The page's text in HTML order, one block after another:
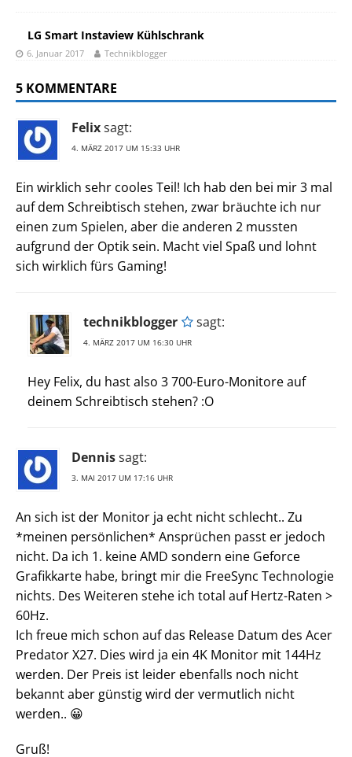
LG Smart Instaview Kühlschrank
6. Januar 2017 Technikblogger
5 KOMMENTARE
Felixsagt:
4. MÄRZ 2017 UM 15:33 UHR
Ein wirklich sehr cooles Teil! Ich hab den bei mir 3 mal
auf dem Schreibtisch stehen, zwar bräuchte ich nur
einen zum Spielen, aber die anderen 2 mussten
aufgrund der Optik sein. Macht viel Spaß und lohnt
sich wirklich fürs Gaming!
technikblogger sagt:
4. MÄRZ 2017 UM 16:30 UHR
Hey Felix, du hast also 3 700-Euro-Monitore auf
deinem Schreibtisch stehen? :O
Dennissagt:
3. MAI 2017 UM 17:16 UHR
An sich ist der Monitor ja echt nicht schlecht.. Zu
*meinen persönlichen* Ansprüchen passt er jedoch
nicht. Da ich 1. keine AMD sondern eine Geforce
Grafikkarte habe, bringt mir die FreeSync Technologie
nichts. Des Weiteren stehe ich total auf Hertz-Raten >
60Hz.
Ich freue mich schon auf das Release Datum des Acer
Predator X27. Dies wird ja ein 4K Monitor mit 144Hz
werden. Der Preis ist leider ebenfalls noch nicht
bekannt aber günstig wird der vermutlich nicht
werden.. 😀
Gruß!